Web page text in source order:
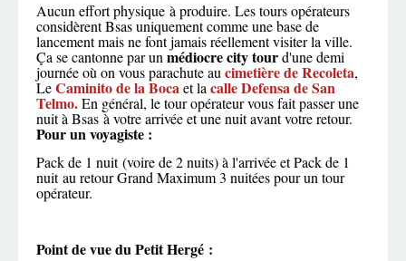
Aucun effort physique à produire. Les tours opérateurs
considèrent Bsas uniquement comme une base de
lancement mais ne font jamais réellement visiter la ville.
Ça se cantonne par unmédiocre city tourd'une demi
journée où on vous parachute aucimetière de Recoleta,
LeCaminito de la Bocaet lacalle Defensa de San
Telmo.En général, le tour opérateur vous fait passer une
nuit à Bsas à votre arrivée et une nuit avant votre retour.
Pour un voyagiste :
Pack de 1 nuit (voire de 2 nuits) à l'arrivée et Pack de 1
nuit au retour Grand Maximum 3 nuitées pour un tour
opérateur.
Point de vue du Petit Hergé :